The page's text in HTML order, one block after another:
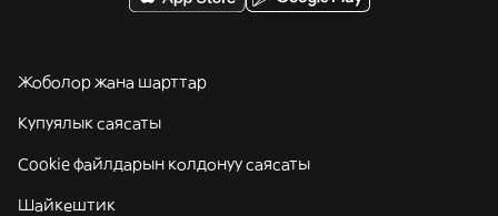
Жоболор жана шарттар
Купуялык саясаты
Cookie файлдарын колдонуу саясаты
Шайкештик